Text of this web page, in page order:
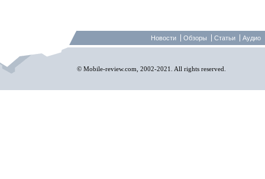
Новости Обзоры Статьи Аудио
© Mobile-review.com, 2002-2021. All rights reserved.